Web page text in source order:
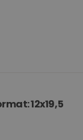
12x19,5